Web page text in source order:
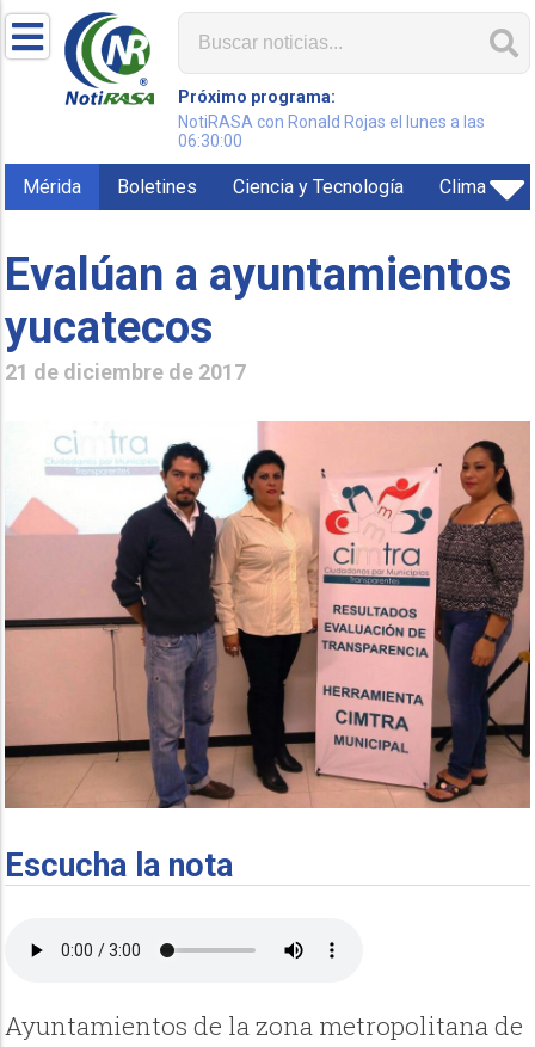
Próximo programa:
NotiRASA con Ronald Rojas el lunes a las
06:30:00
Mérida Boletines Ciencia y Tecnología Clima
Evalúan a ayuntamientos
yucatecos
21 de diciembre de 2017
Escucha la nota
Ayuntamientos de la zona metropolitana de